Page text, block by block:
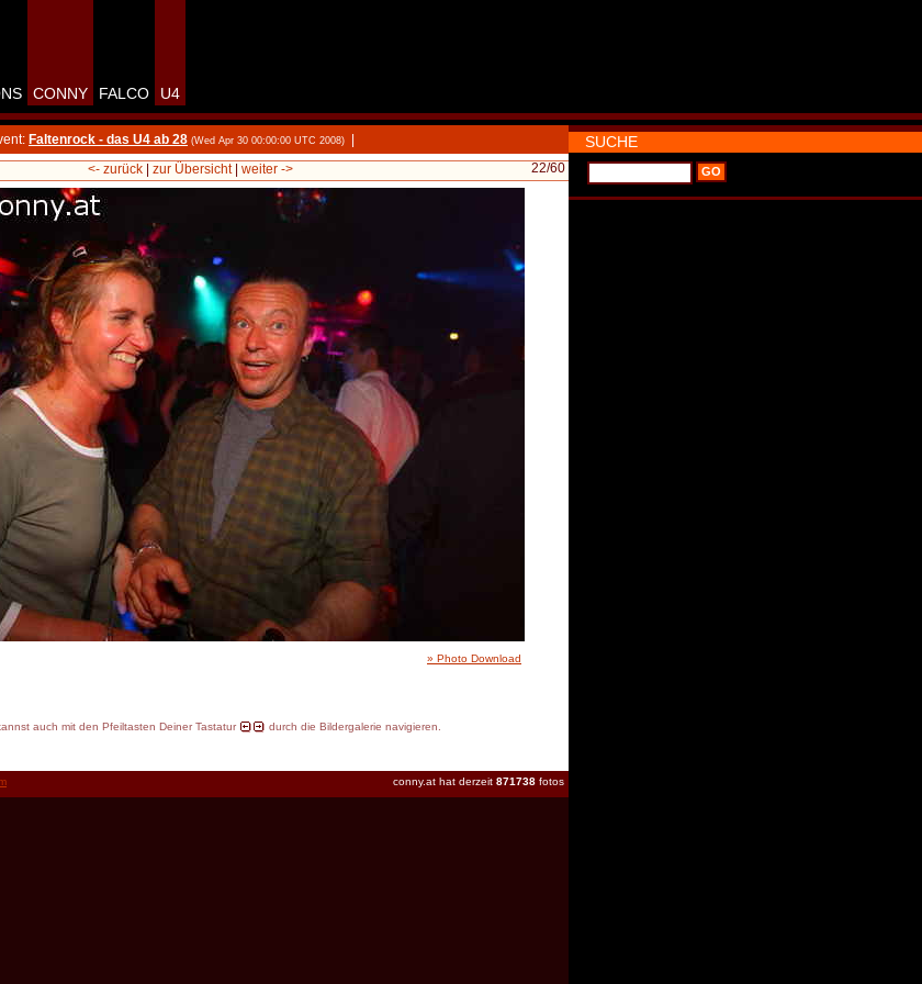
CONNY FALCO U4
Faltenrock - das U4 ab 28 (Wed Apr 30 00:00:00 UTC 2008)
22/60
<- zurück| zur Übersicht| weiter ->
» Photo Download
auch mit den Pfeiltasten Deiner Tastatur durch die Bildergalerie navigieren.
conny.at hat derzeit 871738 fotos
SUCHE